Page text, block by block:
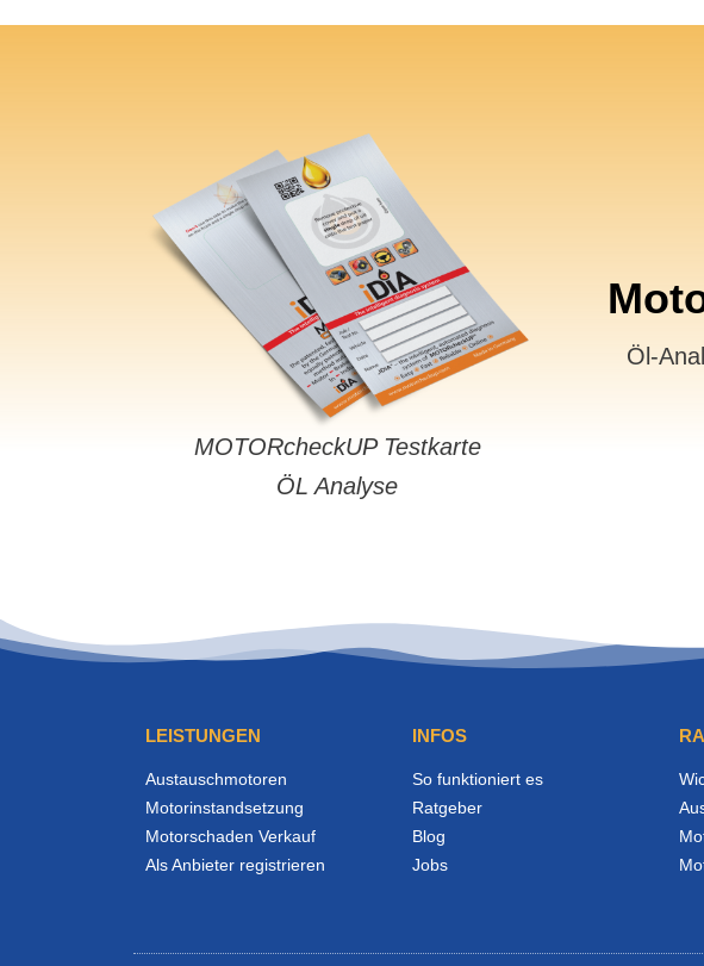
MOTORcheckUP Testkarte
ÖL Analyse
Öl-
LEISTUNGEN
Austauschmotoren
Motorinstandsetzung
Motorschaden Verkauf
Als Anbieter registrieren
INFOS
So funktioniert es
Ratgeber
Blog
Jobs